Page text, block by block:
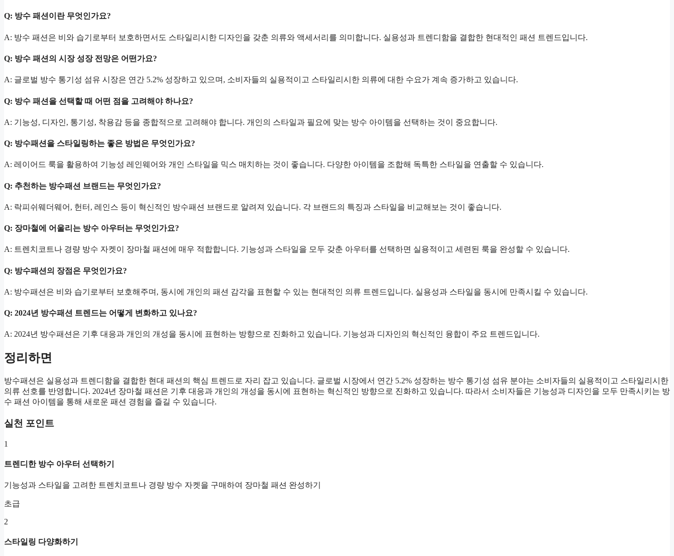
Q: 방수 패션이란 무엇인가요?
A: 방수 패션은 비와 습기로부터 보호하면서도 스타일리시한 디자인을 갖춘 의류와 액세서리를 의미합니다. 실용성과 트렌디함을 결합한 현대적인 패션 트렌드입니다.
Q: 방수 패션의 시장 성장 전망은 어떤가요?
A: 글로벌 방수 통기성 섬유 시장은 연간 5.2% 성장하고 있으며, 소비자들의 실용적이고 스타일리시한 의류에 대한 수요가 계속 증가하고 있습니다.
Q: 방수 패션을 선택할 때 어떤 점을 고려해야 하나요?
A: 기능성, 디자인, 통기성, 착용감 등을 종합적으로 고려해야 합니다. 개인의 스타일과 필요에 맞는 방수 아이템을 선택하는 것이 중요합니다.
Q: 방수패션을 스타일링하는 좋은 방법은 무엇인가요?
A: 레이어드 룩을 활용하여 기능성 레인웨어와 개인 스타일을 믹스 매치하는 것이 좋습니다. 다양한 아이템을 조합해 독특한 스타일을 연출할 수 있습니다.
Q: 추천하는 방수패션 브랜드는 무엇인가요?
A: 락피쉬웨더웨어, 헌터, 레인스 등이 혁신적인 방수패션 브랜드로 알려져 있습니다. 각 브랜드의 특징과 스타일을 비교해보는 것이 좋습니다.
Q: 장마철에 어울리는 방수 아우터는 무엇인가요?
A: 트렌치코트나 경량 방수 자켓이 장마철 패션에 매우 적합합니다. 기능성과 스타일을 모두 갖춘 아우터를 선택하면 실용적이고 세련된 룩을 완성할 수 있습니다.
Q: 방수패션의 장점은 무엇인가요?
A: 방수패션은 비와 습기로부터 보호해주며, 동시에 개인의 패션 감각을 표현할 수 있는 현대적인 의류 트렌드입니다. 실용성과 스타일을 동시에 만족시킬 수 있습니다.
Q: 2024년 방수패션 트렌드는 어떻게 변화하고 있나요?
A: 2024년 방수패션은 기후 대응과 개인의 개성을 동시에 표현하는 방향으로 진화하고 있습니다. 기능성과 디자인의 혁신적인 융합이 주요 트렌드입니다.
정리하면
방수패션은 실용성과 트렌디함을 결합한 현대 패션의 핵심 트렌드로 자리 잡고 있습니다. 글로벌 시장에서 연간 5.2% 성장하는 방수 통기성 섬유 분야는 소비자들의 실용적이고 스타일리시한
의류 선호를 반영합니다. 2024년 장마철 패션은 기후 대응과 개인의 개성을 동시에 표현하는 혁신적인 방향으로 진화하고 있습니다. 따라서 소비자들은 기능성과 디자인을 모두 만족시키는 방
수 패션 아이템을 통해 새로운 패션 경험을 즐길 수 있습니다.
실천 포인트
1
트렌디한 방수 아우터 선택하기
기능성과 스타일을 고려한 트렌치코트나 경량 방수 자켓을 구매하여 장마철 패션 완성하기
초급
2
스타일링 다양화하기